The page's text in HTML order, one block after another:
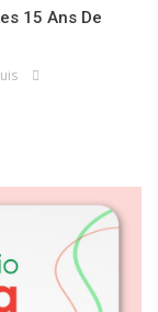
15 Ans De